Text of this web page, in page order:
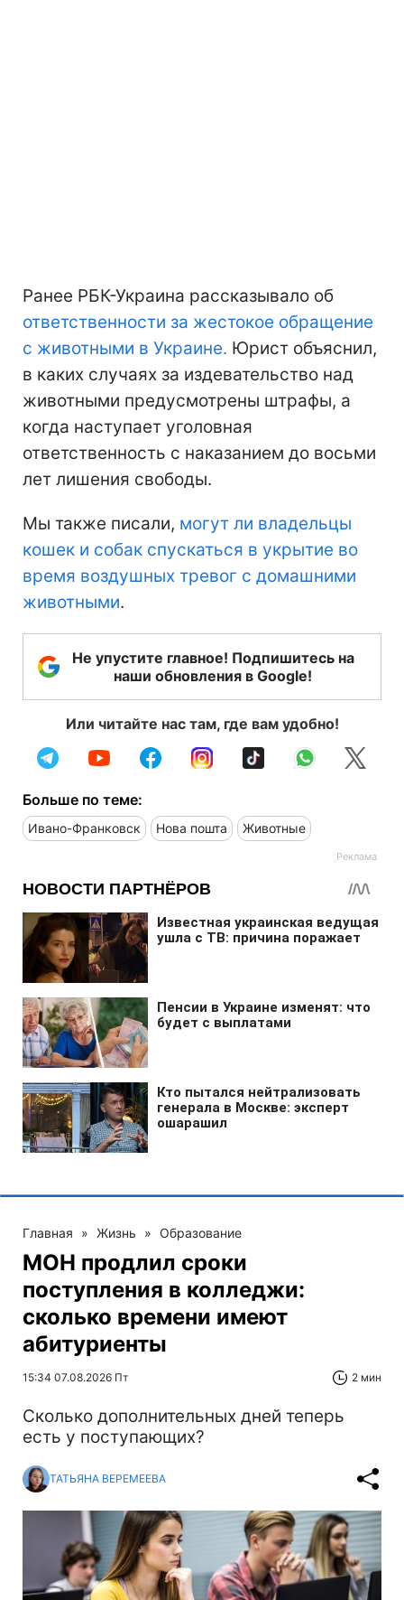
Ранее РБК-Украина рассказывало об
ответственности за жестокое обращение
с животными в Украине. Юрист объяснил,
в каких случаях за издевательство над
животными предусмотрены штрафы, а
когда наступает уголовная
ответственность с наказанием до восьми
лет лишения свободы.
Мы также писали, могут ли владельцы
кошек и собак спускаться в укрытие во
время воздушных тревог с домашними
животными.
Не упустите главное! Подпишитесь на
наши обновления в Google!
Или читайте нас там, где вам удобно!
Больше по теме:
Ивано-Франковск Нова пошта Животные
Главная » Жизнь » Образование
МОН продлил сроки
поступления в колледжи:
сколько времени имеют
абитуриенты
15:34 07.08.2026 Пт 2 мин
Сколько дополнительных дней теперь
есть у поступающих?
ТАТЬЯНА ВЕРЕМЕЕВА